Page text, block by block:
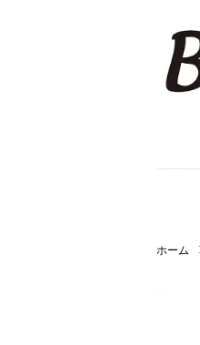
ホーム